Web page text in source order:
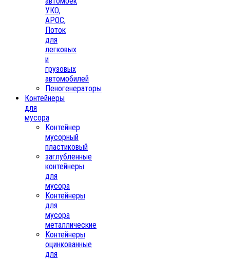
УКО,
АРОС,
Поток
для
легковых
и
грузовых
автомобилей
Пеногенераторы
Контейнеры
для
мусора
Контейнер
мусорный
пластиковый
заглубленные
контейнеры
для
мусора
Контейнеры
для
мусора
металлические
Контейнеры
оцинкованные
для